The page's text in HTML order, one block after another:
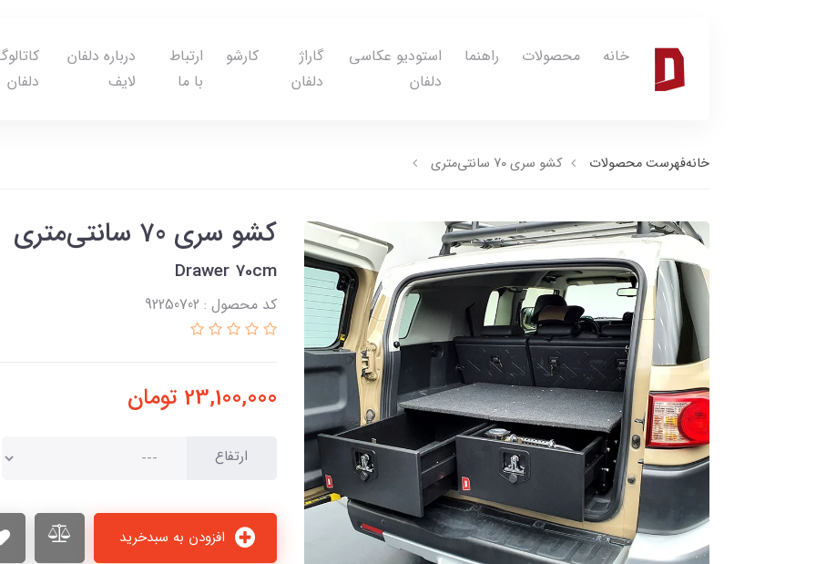
خانه محصولات راهنما
استودیو عکاسی
دلفان
گاراژ
دلفان
کارشو
ارتباط
با ما
درباره دلفان
لایف
دلفان
خانهفهرست محصولات کشو سری 70 سانتی‌متری
کشو سری 70 سانتی‌متری
Drawer 70cm
کد محصول : 92250702
23,100,000 تومان
ارتفاع